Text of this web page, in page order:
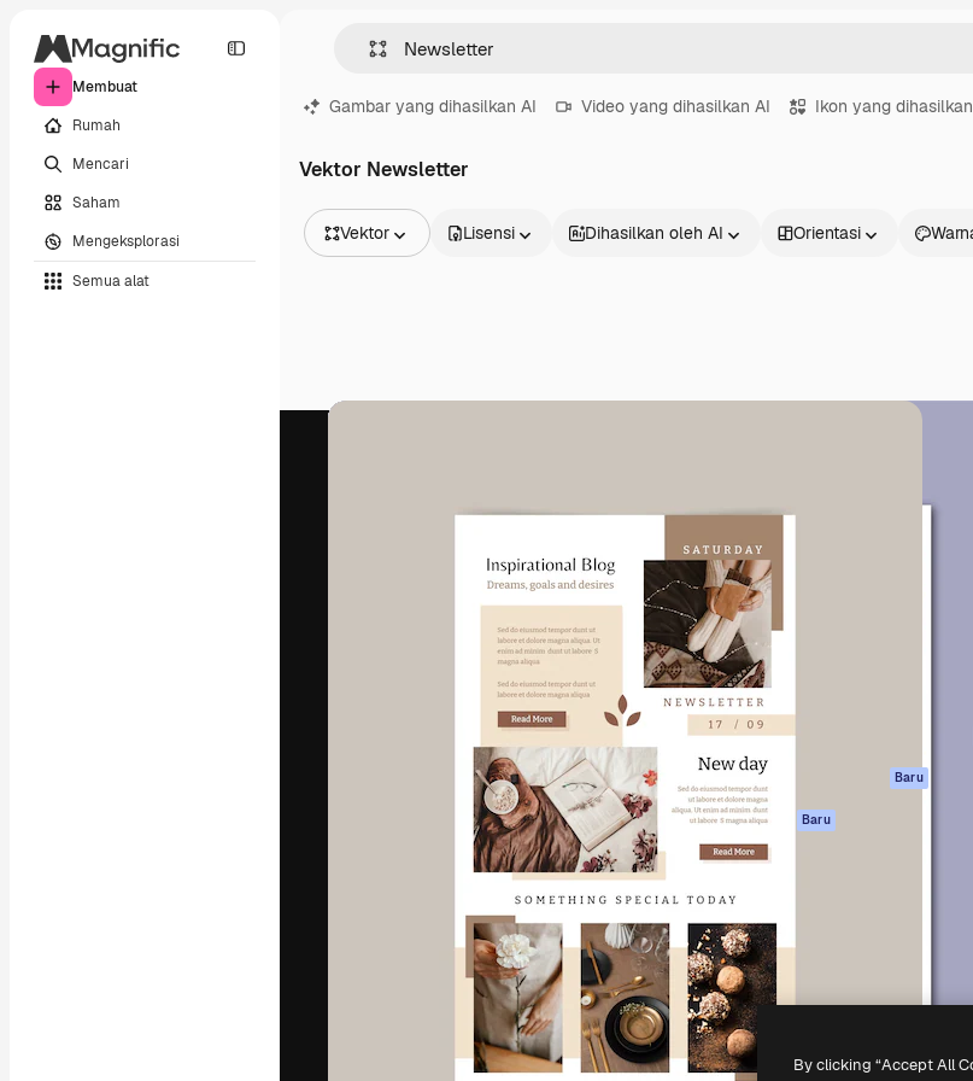
Membuat
Rumah
Mencari
Saham
Mengeksplorasi
Semua alat
Gambar yang dihasilkan AI Video yang dihasilkan AI Ikon yang
Vektor Newsletter
Vektor
Video
Lisensi Dihasilkan oleh AI Orientasi
Platform kreatif untuk mengarahkan karya
terbaik Anda. Lebih dari 1 juta pelanggan
dari kalangan kreatif, perusahaan, agensi,
dan studio.
Bahasa Indonesia
Produk
Spaces
Asisten AI
Generator video AI
Generator suara AI
Konten stok
MCP untuk
Claude/ChatGPT
Baru
Agen Baru
API
Magnific
Copyright © 2010-2026 Freepik Company S.L.U.Hak cipta dilindungi undang-
By clicking “Accept All